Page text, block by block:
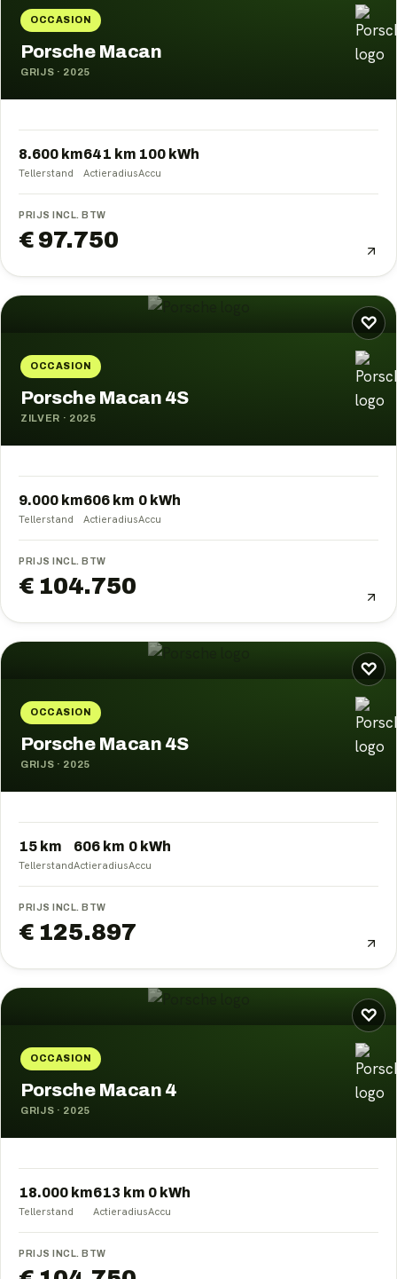
OCCASION
Porsche Macan
GRIJS · 2025
8.600 km
Tellerstand
641 km
Actieradius
100 kWh
Accu
PRIJS INCL. BTW
€ 97.750
♡
OCCASION
Porsche Macan 4S
ZILVER · 2025
9.000 km
Tellerstand
606 km
Actieradius
0 kWh
Accu
PRIJS INCL. BTW
€ 104.750
♡
OCCASION
Porsche Macan 4S
GRIJS · 2025
15 km
Tellerstand
606 km
Actieradius
0 kWh
Accu
PRIJS INCL. BTW
€ 125.897
♡
OCCASION
Porsche Macan 4
GRIJS · 2025
18.000 km
Tellerstand
613 km
Actieradius
0 kWh
Accu
PRIJS INCL. BTW